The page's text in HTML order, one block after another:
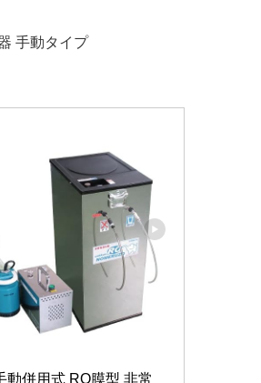
手動タイプ
動併用式 RO膜型 非常